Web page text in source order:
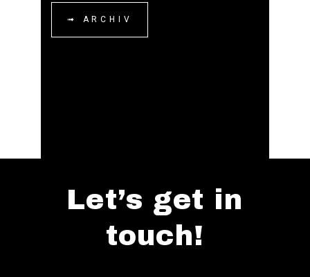
➟ ARCHIV
Let’s get in
touch!